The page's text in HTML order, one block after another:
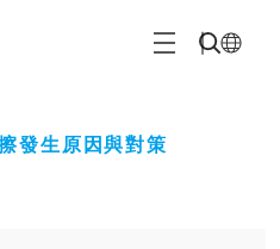
發生原因與對策